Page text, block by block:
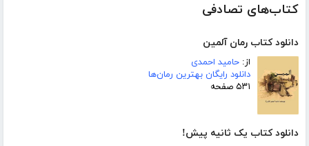
کتاب‌های تصادفی
دانلود کتاب رمان آلمین
از: حامید احمدی
دانلود رایگان بهترین رمان‌ها
۵۳۱ صفحه
دانلود کتاب یک ثانیه پیش!